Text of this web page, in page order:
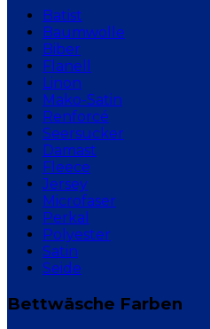
Batist
Baumwolle
Biber
Flanell
Linon
Mako-Satin
Renforcé
Seersucker
Damast
Fleece
Jersey
Microfaser
Perkal
Polyester
Satin
Seide
Bettwäsche Farben